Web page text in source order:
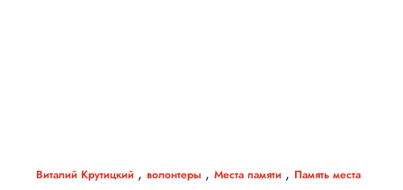
Виталий Крутицкий , волонтеры , Места памяти , Память места